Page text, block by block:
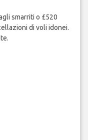
smarriti o £520
di voli idonei.